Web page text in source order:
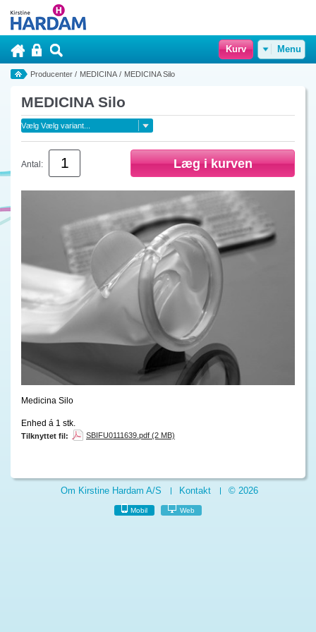
Kurv Menu
Producenter / MEDICINA / MEDICINA Silo
MEDICINA Silo
Antal:
Medicina Silo
Enhed á 1 stk.
Tilknyttet fil: SBIFU0111639.pdf (2 MB)
Om Kirstine Hardam A/S Kontakt © 2026
Mobil Web